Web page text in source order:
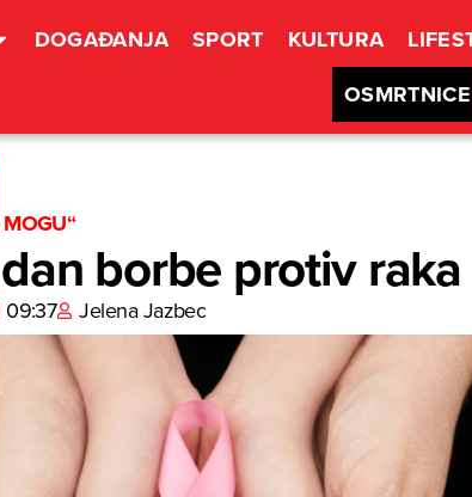
DOGAĐANJA SPORT KULTURA
OSMRTNICE
borbe protiv
09:37 Jelena Jazbec